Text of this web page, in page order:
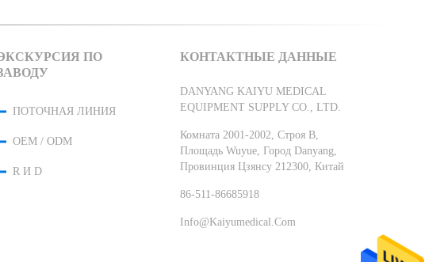
ПО
ПОТОЧНАЯ ЛИНИЯ
OEM / ODM
R И D
КОНТАКТНЫЕ ДАННЫЕ
DANYANG KAIYU MEDICAL
EQUIPMENT SUPPLY CO., LTD.
Комната 2001-2002, Строя B,
Площадь Wuyue, Город Danyang,
Провинция Цзянсу 212300, Китай
86-511-86685918
Info@kaiyumedical.com